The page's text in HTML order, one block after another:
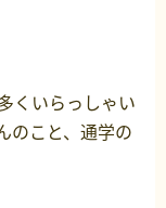
くいらっしゃい
のこと、通学の